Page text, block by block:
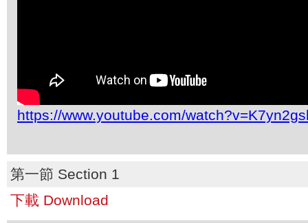
https://www.youtube.com/
第一節 Section 1
下載 Download